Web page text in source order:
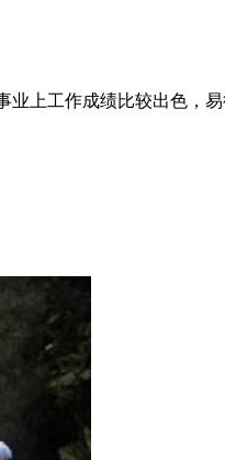
业上工作成绩比较出色，